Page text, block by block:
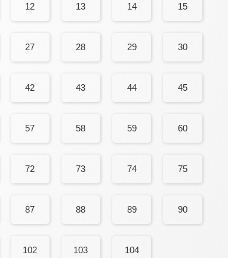
12 13 14 15
27 28 29 30
42 43 44 45
57 58 59 60
72 73 74 75
87 88 89 90
102 103 104